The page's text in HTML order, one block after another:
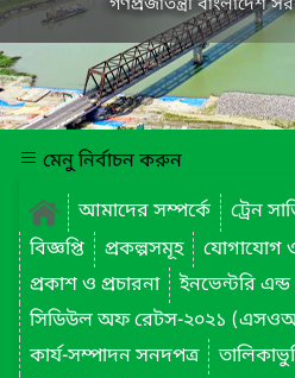
গণপ্রজাতন্ত্রী বাংলাদেশ
মেনু নির্বাচন করুন
আমাদের সম্পর্কে
ট্রেন
বিজ্ঞপ্তি
প্রকল্পসমূহ যোগাযোগ
প্রকাশ ও প্রচারনা
ইনভেন্টরি
সিডিউল অফ রেটস-২০২১
কার্য-সম্পাদন সনদপত্র